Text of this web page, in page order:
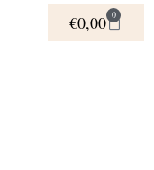
€0,00 0